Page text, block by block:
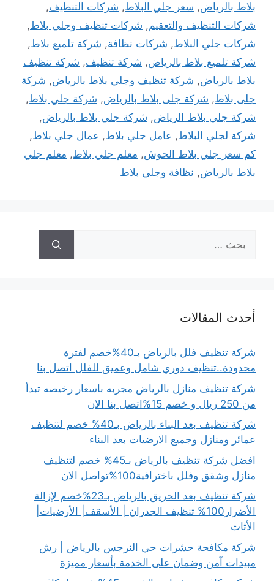
بلاط بالرياض, سعر جلي البلاط, شركات التنظيف,
شركات التنظيف والتعقيم, شركات تنظيف وجلي بلاط,
شركات جلي البلاط, شركات نظافة, شركة تلميع بلاط,
شركة تلميع بلاط بالرياض, شركة تنظيف, شركة تنظيف
بلاط بالرياض, شركة تنظيف وجلي بلاط بالرياض, شركة
جلى بلاط, شركة جلى بلاط بالرياض, شركة جلي بلاط,
شركة جلي بلاط الرياض, شركة جلي بلاط بالرياض,
شركة لجلي البلاط, عامل جلي بلاط, عمال جلي بلاط,
كم سعر جلي بلاط الحوش, معلم جلي بلاط, معلم جلي
بلاط بالرياض, نظافة وجلي بلاط
عن:
أحدث المقالات
شركة تنظيف فلل بالرياض بـ40%خصم لفترة
محدودة..تنظيف دوري شامل وعميق للفلل اتصل بنا
شركة تنظيف منازل بالرياض مجربه باسعار رخيصه تبدأ
من 250 ريال و خصم 15%اتصل بنا الان
شركة تنظيف بعد البناء بالرياض بـ40% خصم لتنظيف
عمائر ومنازل وجميع الارضيات بعد البناء
افضل شركة تنظيف بالرياض بـ45% خصم لتنظيف
منازل وشقق وفلل باخترافية100%تواصل الان
شركة تنظيف بعد الحريق بالرياض بـ23%خصم لإزالة
الأضرار100% تنظيف الجدران | الأسقف| الأرضيات|
الأثاث
شركة مكافحة حشرات حي النرجس بالرياض | رش
مبيدات آمن وضمان على الخدمة بأسعار مميزة